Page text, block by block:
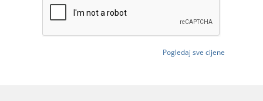
Pogledaj sve cijene